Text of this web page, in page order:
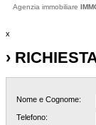
Agenzia immobiliare
x
›
Nome e Cognome:
Telefono: